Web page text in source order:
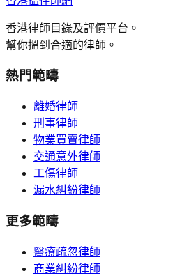
香港律師目錄及評價平台。
幫你搵到合適的律師。
熱門範疇
離婚律師
刑事律師
物業買賣律師
交通意外律師
工傷律師
漏水糾紛律師
更多範疇
醫療疏忽律師
商業糾紛律師